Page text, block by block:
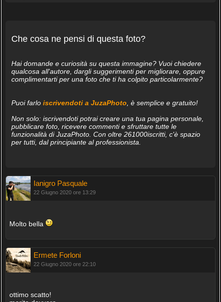
Che cosa ne pensi di questa foto?
Hai domande e curiosità su questa immagine? Vuoi chiedere
qualcosa all'autore, dargli suggerimenti per migliorare, oppure
complimentarti per una foto che ti ha colpito particolarmente?
Puoi farlo iscrivendoti a JuzaPhoto , è semplice e gratuito!
Non solo: iscrivendoti potrai creare una tua pagina personale,
pubblicare foto, ricevere commenti e sfruttare tutte le
funzionalità di JuzaPhoto. Con oltre 261000iscritti, c'è spazio
per tutti, dal principiante al professionista.
Ianigro Pasquale
22 Giugno 2020 ore 13:29
Molto bella
Ermete Forloni
22 Giugno 2020 ore 22:10
ottimo scatto!